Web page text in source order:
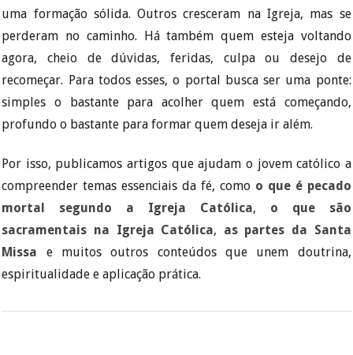
uma formação sólida. Outros cresceram na Igreja, mas se
perderam no caminho. Há também quem esteja voltando
agora, cheio de dúvidas, feridas, culpa ou desejo de
recomeçar. Para todos esses, o portal busca ser uma ponte:
simples o bastante para acolher quem está começando,
profundo o bastante para formar quem deseja ir além.
Por isso, publicamos artigos que ajudam o jovem católico a
compreender temas essenciais da fé, como o que é pecado
mortal segundo a Igreja Católica, o que são
sacramentais na Igreja Católica, as partes da Santa
Missa e muitos outros conteúdos que unem doutrina,
espiritualidade e aplicação prática.